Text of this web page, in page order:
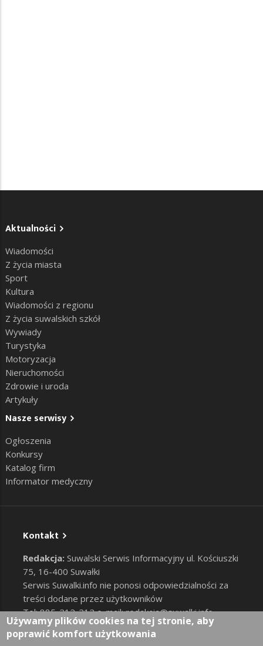
Aktualności
Wiadomości
Z życia miasta
Sport
Kultura
Wiadomości z regionu
Z życia suwalskich szkół
Wywiady
Turystyka
Motoryzacja
Nieruchomości
Zdrowie i uroda
Artykuły
Nasze serwisy
Ogłoszenia
Konkursy
Katalog firm
Informator medyczny
Kontakt
Redakcja: Suwalski Serwis Informacyjny ul. Kościuszki
75, 16-400 Suwałki
Serwis Suwalki.info nie ponosi odpowiedzialności za
treści dodane przez użytkowników
Tel: 885-212-212 e-mail:redakcja@suwalki.info,
reklama@suwalki.info
RODO |Cookies
Używamy plików cookies na tej stronie, aby
poprawić komfort użytkowania